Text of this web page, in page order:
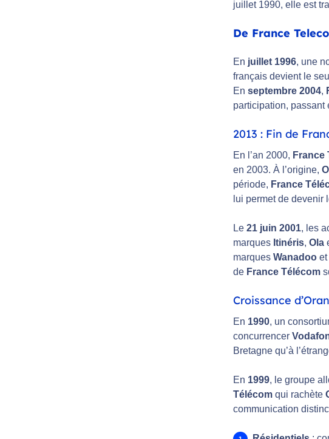
juillet 1990, elle est
De France
En juillet 1996, une
français devient le
En septembre 2004,
participation, passant
2013 : Fin de
En l’an 2000, France
en 2003. À l’origine,
période, France
lui permet de devenir
Le 21 juin 2001, les
marques Itinéris, Ola
marques Wanadoo et
de France Télécom
Croissance
En 1990, un
concurrencer
Bretagne qu’à
En 1999, le groupe
Télécom qui rachète
communication